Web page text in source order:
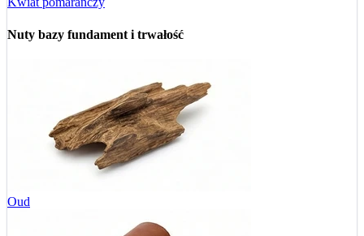
Nuty bazy fundament i trwałość
Oud